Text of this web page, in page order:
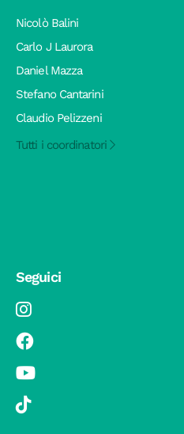
Nicolò Balini
Carlo J Laurora
Daniel Mazza
Stefano Cantarini
Claudio Pelizzeni
Tutti i coordinatori
Seguici